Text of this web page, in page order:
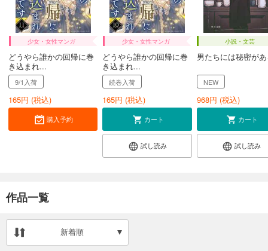
少女・女性マンガ
どうやら誰かの回帰に巻
き込まれ...
9/1入荷
165円 (税込)
購入予約
少女・女性マンガ
どうやら誰かの回帰に巻
き込まれ...
続巻入荷
165円 (税込)
カート
試し読み
小説・文芸
男たちには秘密が
NEW
968円 (税込)
カート
試し読み
作品一覧
新着順